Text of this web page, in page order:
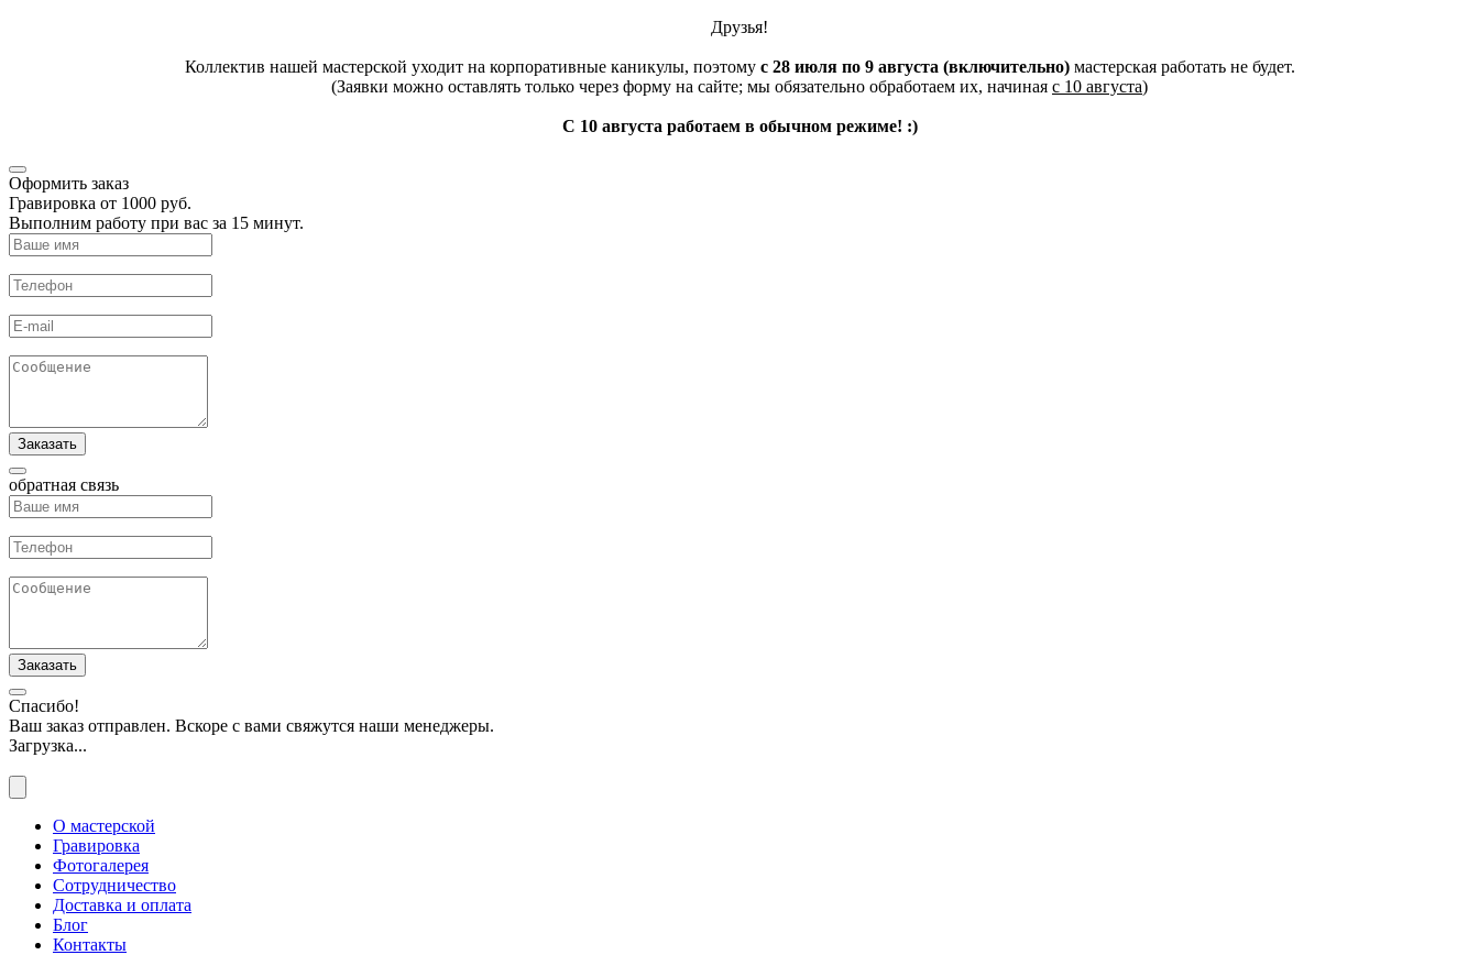
Друзья!
Коллектив нашей мастерской уходит на корпоративные каникулы, поэтому с 28 июля по 9 августа (включительно)мастерская работать не будет.
(Заявки можно оставлять только через форму на сайте; мы обязательно обработаем их, начиная с 10 августа)
С 10 августа работаем в обычном режиме! :)
Оформить заказ
Гравировка от 1000 руб.
Выполним работу при вас за 15 минут.
Заказать
обратная связь
Заказать
Спасибо!
Ваш заказ отправлен. Вскоре с вами свяжутся наши менеджеры.
Загрузка...
О мастерской
Гравировка
Фотогалерея
Сотрудничество
Доставка и оплата
Блог
Контакты